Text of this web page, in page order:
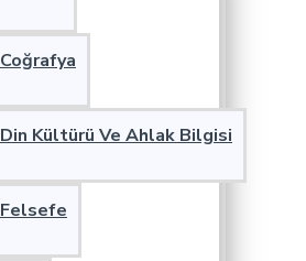
Coğrafya
Din Kültürü Ve Ahlak Bilgisi
Felsefe